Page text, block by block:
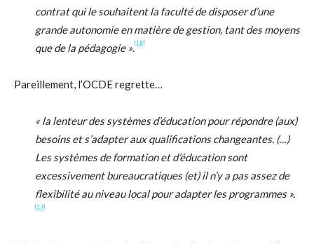
contrat qui le souhaitent la faculté de disposer d’une
grande autonomie en matière de gestion, tant des moyens
que de la pédagogie ».[18]
Pareillement, l’OCDE regrette…
« la lenteur des systèmes d’éducation pour répondre (aux)
besoins et s’adapter aux qualifications changeantes. (…)
Les systèmes de formation et d’éducation sont
excessivement bureaucratiques (et) il n’y a pas assez de
flexibilité au niveau local pour adapter les programmes ».
[19]